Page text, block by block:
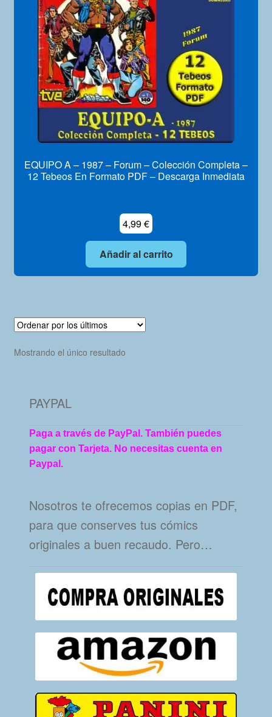
Mi Cuenta
EQUIPO A – 1987 – Forum – Colección Completa –
12 Tebeos En Formato PDF – Descarga Inmediata
4,99€
Añadir al carrito
Mostrando el único resultado
PAYPAL
Paga a través de PayPal. También puedes
pagar con Tarjeta. No necesitas cuenta en
Paypal.
Nosotros te ofrecemos copias en PDF,
para que conserves tus cómics
originales a buen recaudo. Pero…